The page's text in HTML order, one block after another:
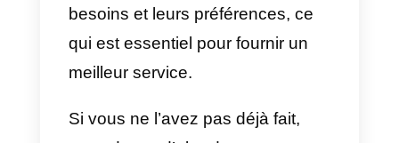
Comment intégrer